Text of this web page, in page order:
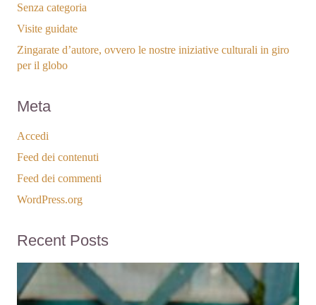
Senza categoria
Visite guidate
Zingarate d’autore, ovvero le nostre iniziative culturali in giro
per il globo
Meta
Accedi
Feed dei contenuti
Feed dei commenti
WordPress.org
Recent Posts